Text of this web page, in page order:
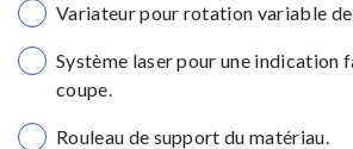
Variateur pour rotation variable de
Système laser pour une indication
coupe.
Rouleau de support du matériau.